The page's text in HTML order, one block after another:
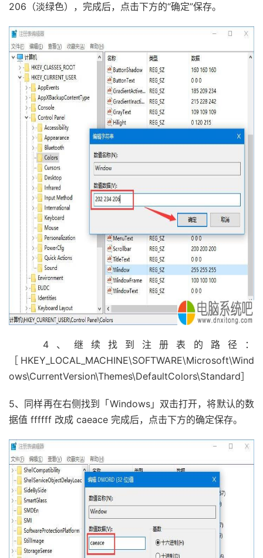
206（淡绿色），完成后，点击下方的“确定”保存。
4、继续找到注册表的路径：
［HKEY_LOCAL_MACHINE\SOFTWARE\Microsoft\Wind
ows\CurrentVersion\Themes\DefaultColors\Standard］
5、同样再在右侧找到「Windows」双击打开，将默认的数
据值 ffffff 改成 caeace 完成后，点击下方的确定保存。